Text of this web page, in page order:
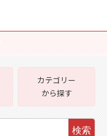
カテゴリー
から探す
検索